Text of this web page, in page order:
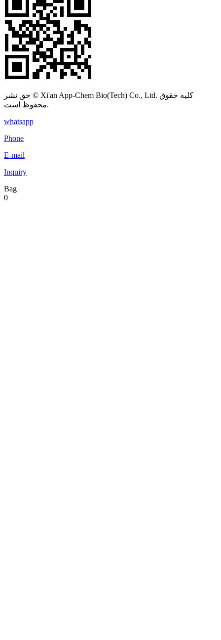
حق نشر © Xi'an App-Chem Bio(Tech) Co., Ltd. کلیه حقوق
محفوظ است.
whatsapp
Phone
E-mail
Inquiry
Bag
0